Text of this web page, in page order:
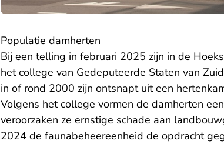
Populatie damherten
Bij een telling in februari 2025 zijn in de
het college van Gedeputeerde Staten van
in of rond 2000 zijn ontsnapt uit een
Volgens het college vormen de damherten
veroorzaken ze ernstige schade aan
2024 de faunabeheereenheid de opdracht